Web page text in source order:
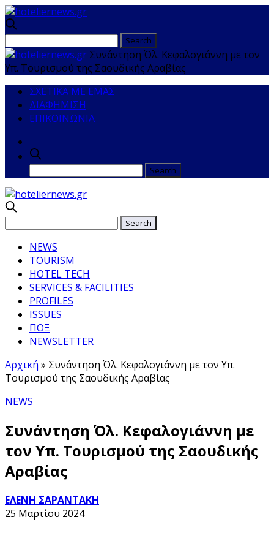
Συνάντηση Όλ. Κεφαλογιάννη με τον
Υπ. Τουρισμού της Σαουδικής Αραβίας
ΣΧΕΤΙΚΑ ΜΕ ΕΜΑΣ
ΔΙΑΦΗΜΙΣΗ
ΕΠΙΚΟΙΝΩΝΙΑ
NEWS
TOURISM
HOTEL TECH
SERVICES & FACILITIES
PROFILES
ISSUES
ΠΟΞ
NEWSLETTER
Αρχική » Συνάντηση Όλ. Κεφαλογιάννη με τον Υπ.
Τουρισμού της Σαουδικής Αραβίας
NEWS
Συνάντηση Όλ. Κεφαλογιάννη με
τον Υπ. Τουρισμού της Σαουδικής
Αραβίας
ΕΛΕΝΗ ΣΑΡΑΝΤΑΚΗ
25 Μαρτίου 2024